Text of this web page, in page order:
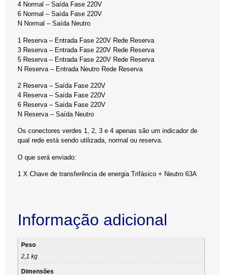
4 Normal – Saída Fase 220V
6 Normal – Saída Fase 220V
N Normal – Saída Neutro
1 Reserva – Entrada Fase 220V Rede Reserva
3 Reserva – Entrada Fase 220V Rede Reserva
5 Reserva – Entrada Fase 220V Rede Reserva
N Reserva – Entrada Neutro Rede Reserva
2 Reserva – Saída Fase 220V
4 Reserva – Saída Fase 220V
6 Reserva – Saída Fase 220V
N Reserva – Saída Neutro
Os conectores verdes 1, 2, 3 e 4 apenas são um indicador de
qual rede está sendo utilizada, normal ou reserva.
O que será enviado:
1 X Chave de transferência de energia Trifásico + Neutro 63A
Informação adicional
Peso
2,1 kg
Dimensões